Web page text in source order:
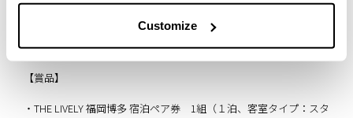
Customize
@the_lively_fukuoka_hakata をメンションし投稿 ※投稿枚数に
制限はございません。
【賞品】
・THE LIVELY 福岡博多 宿泊ペア券 1組（１泊、客室タイプ：スタ